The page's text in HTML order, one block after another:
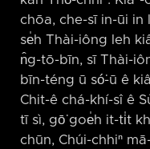
chōa, che-sī in-ūi in
se̍h Thài-iông leh
n̂g-tō-bīn, sī Thài-
bīn-téng ū só͘-ū ê
Chit-ê chá-khí-sî ê
tī sì, gō͘ goe̍h it-ti̍t
chūn, Chúi-chhiⁿ